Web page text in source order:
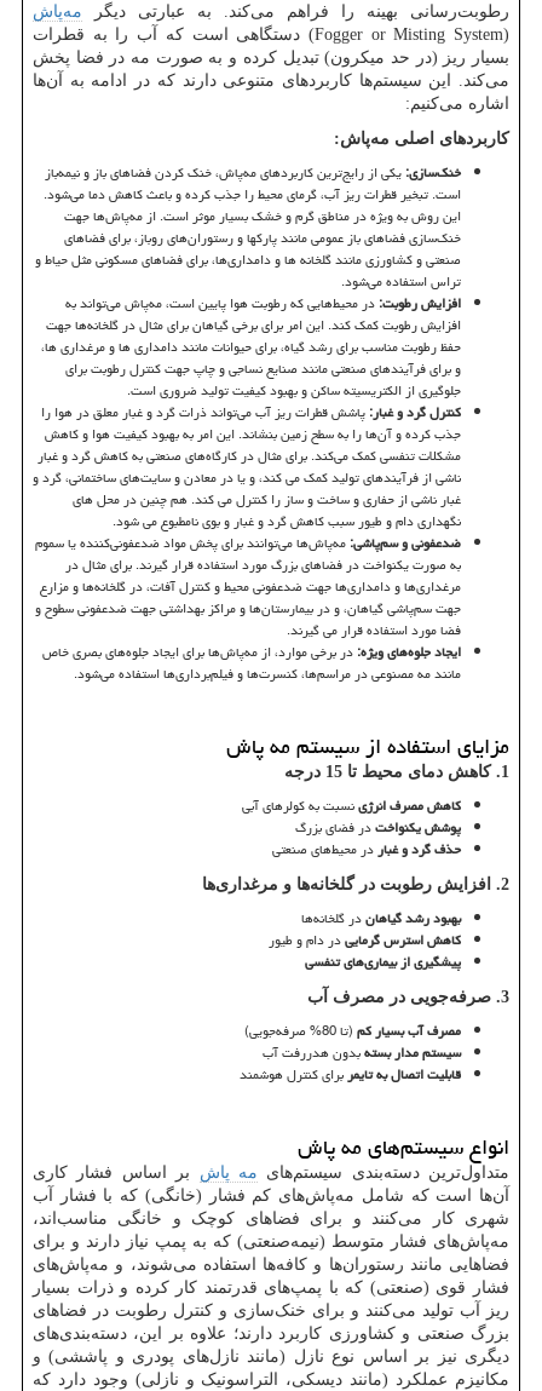
رطوبت‌رسانی بهینه را فراهم می‌کند. به عبارتی دیگر مه‌پاش
(
Fogger or Misting System) دستگاهی است که آب را به قطرات
بسیار ریز (در حد میکرون) تبدیل کرده و به صورت مه در فضا پخش
می‌کند. این سیستم‌ها کاربردهای متنوعی دارند که در ادامه به آن‌ها
اشاره می‌کنیم:
کاربردهای اصلی مه‌پاش:
خنک‌سازی:یکی از رایج‌ترین کاربردهای مه‌پاش، خنک کردن فضاهای باز و نیمه‌باز
است. تبخیر قطرات ریز آب، گرمای محیط را جذب کرده و باعث کاهش دما می‌شود.
این روش به ویژه در مناطق گرم و خشک بسیار موثر است. از مه‌پاش‌ها جهت
خنک‌سازی فضاهای باز عمومی مانند پارکها و رستوران‌های روباز، برای فضاهای
صنعتی و کشاورزی مانند گلخانه ها و دامداری‌ها، برای فضاهای مسکونی مثل حیاط و
تراس استفاده می‌شود.
افزایش رطوبت:در محیط‌هایی که رطوبت هوا پایین است، مه‌پاش می‌تواند به
افزایش رطوبت کمک کند. این امر برای برخی گیاهان برای مثال در گلخانه‌ها جهت
حفظ رطوبت مناسب برای رشد گیاه، برای حیوانات مانند دامداری ها و مرغداری ها،
و برای فرآیندهای صنعتی مانند صنایع نساجی و چاپ جهت کنترل رطوبت برای
جلوگیری از الکتریسیته ساکن و بهبود کیفیت تولید ضروری است.
کنترل گرد و غبار:پاشش قطرات ریز آب می‌تواند ذرات گرد و غبار معلق در هوا را
جذب کرده و آن‌ها را به سطح زمین بنشاند. این امر به بهبود کیفیت هوا و کاهش
مشکلات تنفسی کمک می‌کند. برای مثال در کارگاه‌های صنعتی به کاهش گرد و غبار
ناشی از فرآیندهای تولید کمک می کند، و یا در معادن و سایت‌های ساختمانی، گرد و
غبار ناشی از حفاری و ساخت و ساز را کنترل می کند. هم چنین در محل های
نگهداری دام و طیور سبب کاهش گرد و غبار و بوی نامطبوع می شود.
ضدعفونی و سم‌پاشی:مه‌پاش‌ها می‌توانند برای پخش مواد ضدعفونی‌کننده یا سموم
به صورت یکنواخت در فضاهای بزرگ مورد استفاده قرار گیرند. برای مثال در
مرغداری‌ها و دامداری‌ها جهت ضدعفونی محیط و کنترل آفات، در گلخانه‌ها و مزارع
جهت سم‌پاشی گیاهان، و در بیمارستان‌ها و مراکز بهداشتی جهت ضدعفونی سطوح و
فضا مورد استفاده قرار می گیرند.
ایجاد جلوه‌های ویژه:در برخی موارد، از مه‌پاش‌ها برای ایجاد جلوه‌های بصری خاص
مانند مه مصنوعی در مراسم‌ها، کنسرت‌ها و فیلم‌برداری‌ها استفاده می‌شود.
مزایای استفاده از سیستم مه پاش
1. کاهش دمای محیط تا 15 درجه
کاهش مصرف انرژینسبت به کولرهای آبی
پوشش یکنواختدر فضای بزرگ
حذف گرد و غباردر محیط‌های صنعتی
2. افزایش رطوبت در گلخانه‌ها و مرغداری‌ها
بهبود رشد گیاهاندر گلخانه‌ها
کاهش استرس گرماییدر دام و طیور
پیشگیری از بیماری‌های تنفسی
3. صرفه‌جویی در مصرف آب
مصرف آب بسیار کم(تا 80% صرفه‌جویی)
سیستم مدار بستهبدون هدررفت آب
قابلیت اتصال به تایمربرای کنترل هوشمند
انواع سیستم‌های مه پاش
متداول‌ترین دسته‌بندی سیستم‌های مه پاش بر اساس فشار کاری
آن‌ها است که شامل مه‌پاش‌های کم فشار (خانگی) که با فشار آب
شهری کار می‌کنند و برای فضاهای کوچک و خانگی مناسب‌اند،
مه‌پاش‌های فشار متوسط (نیمه‌صنعتی) که به پمپ نیاز دارند و برای
فضاهایی مانند رستوران‌ها و کافه‌ها استفاده می‌شوند، و مه‌پاش‌های
فشار قوی (صنعتی) که با پمپ‌های قدرتمند کار کرده و ذرات بسیار
ریز آب تولید می‌کنند و برای خنک‌سازی و کنترل رطوبت در فضاهای
بزرگ صنعتی و کشاورزی کاربرد دارند؛ علاوه بر این، دسته‌بندی‌های
دیگری نیز بر اساس نوع نازل (مانند نازل‌های پودری و پاششی) و
مکانیزم عملکرد (مانند دیسکی، التراسونیک و نازلی) وجود دارد که